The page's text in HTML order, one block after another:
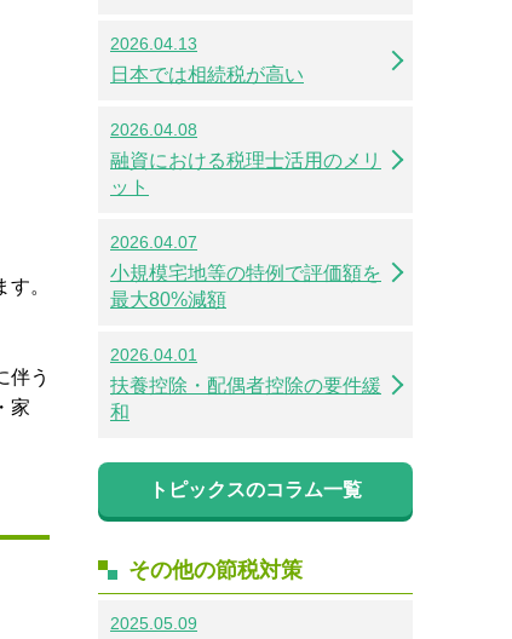
。
伴う
家
2026.04.13
日本では相続税が高い
2026.04.08
融資における税理士活用のメリ
ット
2026.04.07
小規模宅地等の特例で評価額を
最大80%減額
2026.04.01
扶養控除・配偶者控除の要件緩
和
トピックスのコラム一覧
その他の節税対策
2025.05.09